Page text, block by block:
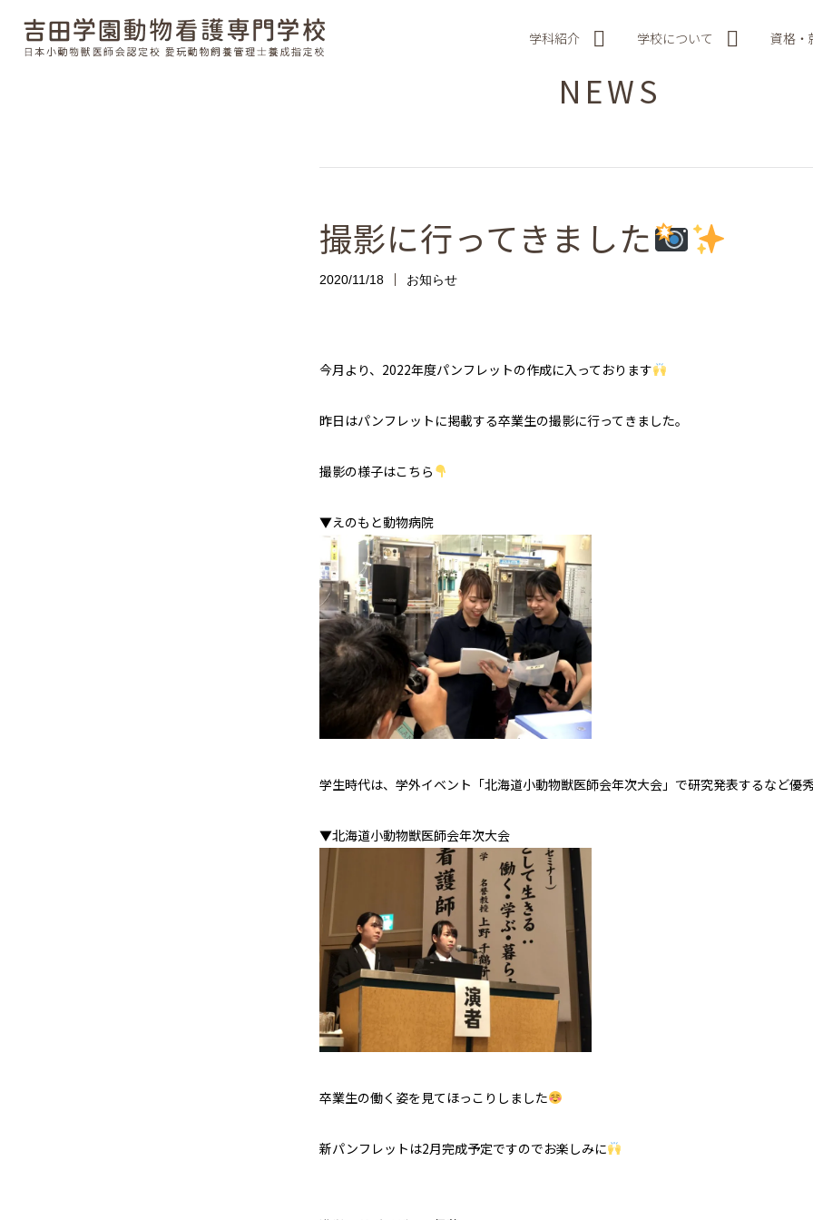
学科紹介 学校について 資格・
NEWS
撮影に行ってきました
2020/11/18 お知らせ
今月より、2022年度パンフレットの作成に入っております
昨日はパンフレットに掲載する卒業生の撮影に行ってきました。
撮影の様子はこちら
▼えのもと動物病院
学生時代は、学外イベント「北海道小動物獣医師会年次大会」で研究発表するなど優
▼北海道小動物獣医師会年次大会
卒業生の働く姿を見てほっこりしました
新パンフレットは2月完成予定ですのでお楽しみに